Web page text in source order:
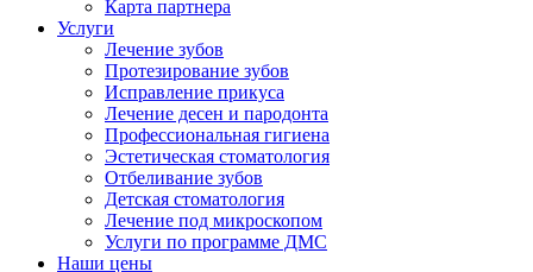
Карта партнера
Услуги
Лечение зубов
Протезирование зубов
Исправление прикуса
Лечение десен и пародонта
Профессиональная гигиена
Эстетическая стоматология
Отбеливание зубов
Детская стоматология
Лечение под микроскопом
Услуги по программе ДМС
Наши цены